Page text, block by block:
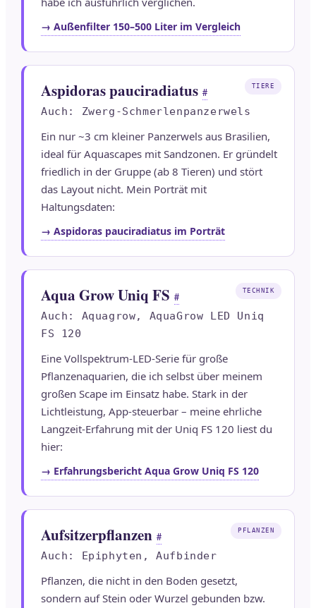
→ Außenfilter 150–500 Liter im Vergleich
Aspidoras pauciradiatus #
Auch: Zwerg-Schmerlenpanzerwels
Ein nur ~3 cm kleiner Panzerwels aus Brasilien,
ideal für Aquascapes mit Sandzonen. Er gründelt
friedlich in der Gruppe (ab 8 Tieren) und stört
das Layout nicht. Mein Porträt mit
Haltungsdaten:
→ Aspidoras pauciradiatus im Porträt
TIERE
Aqua Grow Uniq FS #
Auch: Aquagrow, AquaGrow LED Uniq
FS 120
Eine Vollspektrum-LED-Serie für große
Pflanzenaquarien, die ich selbst über meinem
großen Scape im Einsatz habe. Stark in der
Lichtleistung, App-steuerbar – meine ehrliche
Langzeit-Erfahrung mit der Uniq FS 120 liest du
hier:
→ Erfahrungsbericht Aqua Grow Uniq FS 120
TECHNIK
Aufsitzerpflanzen #
Auch: Epiphyten, Aufbinder
Pflanzen, die nicht in den Boden gesetzt,
sondern auf Stein oder Wurzel gebunden bzw.
PFLANZEN